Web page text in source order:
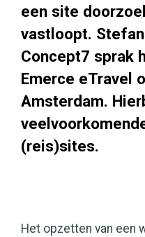
een site
vastloopt.
Concept7 sprak
Emerce eTravel
Amsterdam.
(reis)sites.
Het opzetten van een